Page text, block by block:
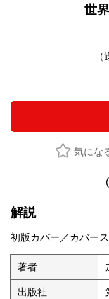
世
気にな
解説
初版カバー／カバー
著者
出版社